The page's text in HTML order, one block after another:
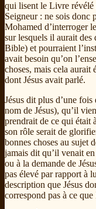
qui lisent le Livre révélé
Seigneur : ne sois donc
Mohamed d’interroger
sur lesquels il aurait
Bible) et pourraient
avait besoin qu’on
choses, mais cela aurait
dont Jésus avait parlé.
Jésus dit plus d’une
nom de Jésus), qu’il
prendrait de ce qui était
son rôle serait de
bonnes choses au sujet
jamais dit qu’il venait
ou à la demande de
pas élevé par rapport à
description que Jésus
correspond pas à ce